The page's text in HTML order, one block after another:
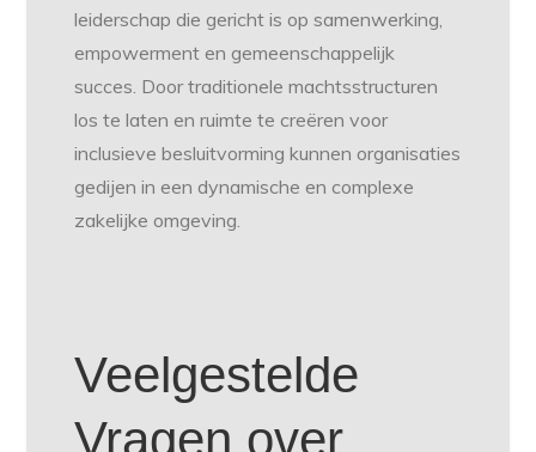
leiderschap die gericht is op samenwerking,
empowerment en gemeenschappelijk
succes. Door traditionele machtsstructuren
los te laten en ruimte te creëren voor
inclusieve besluitvorming kunnen organisaties
gedijen in een dynamische en complexe
zakelijke omgeving.
Veelgestelde
Vragen over